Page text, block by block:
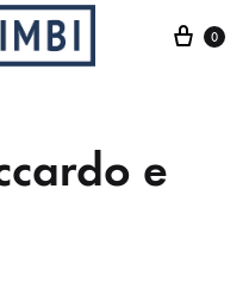
Cart
0
e